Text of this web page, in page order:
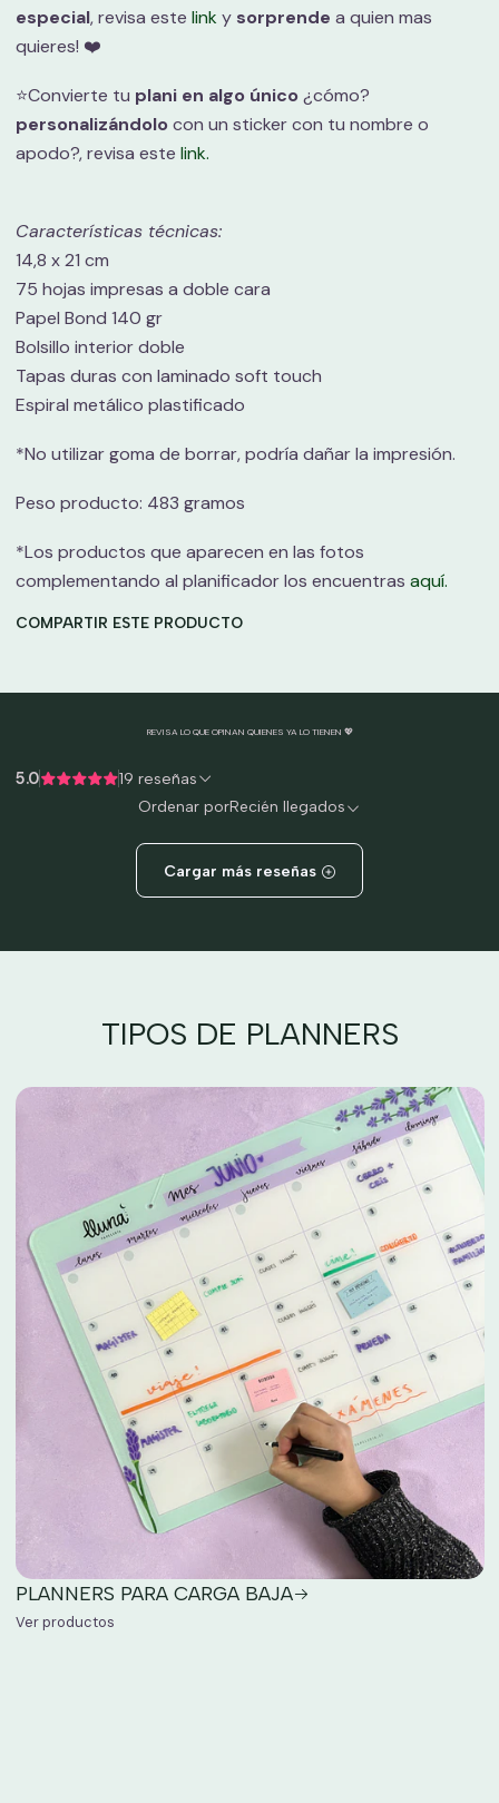
especial, revisa este link y sorprende a quien mas
quieres! ❤️
⭐️Convierte tu plani en algo único¿cómo?
personalizándolocon un sticker con tu nombre o
apodo?, revisa este link.
Características técnicas:
14,8 x 21 cm
75 hojas impresas a doble cara
Papel Bond 140 gr
Bolsillo interior doble
Tapas duras con laminado soft touch
Espiral metálico plastificado
*No utilizar goma de borrar, podría dañar la impresión.
Peso producto: 483 gramos
*Los productos que aparecen en las fotos
complementando al planificador los encuentras aquí.
COMPARTIR ESTE PRODUCTO
REVISA LO QUE OPINAN QUIENES YA LO TIENEN 💖
5.0 19 reseñas
Ordenar porRecién llegados
Cargar más reseñas
TIPOS DE PLANNERS
PLANNERS PARA CARGA BAJA
Ver productos